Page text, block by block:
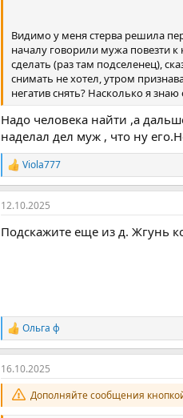
Видимо у меня стерва решила
началу говорили мужа повезти к
сделать (раз там подселенец),
снимать не хотел, утром
негатив снять? Насколько я
Надо человека найти ,а
наделал дел муж , что ну
Р
е
а
к
и
Viola777
12.10.2025
Подскажите еще из д. Жгунь
Р
е
а
к
ц
и
и
Ольга ф
16.10.2025
Дополняйте сообщения